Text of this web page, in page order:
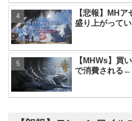
【悲報】MH
盛り上がって
【MHWs】買
で消費される